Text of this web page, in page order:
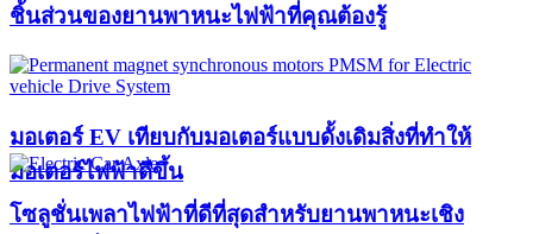
ชิ้นส่วนของยานพาหนะไฟฟ้าที่คุณต้องรู้
มอเตอร์ EV เทียบกับมอเตอร์แบบดั้งเดิมสิ่งที่ทำให้
มอเตอร์ไฟฟ้าดีขึ้น
โซลูชั่นเพลาไฟฟ้าที่ดีที่สุดสำหรับยานพาหนะเชิง